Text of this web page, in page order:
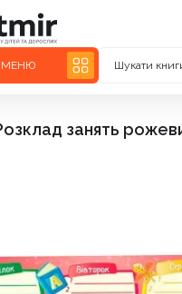
МЕНЮ Шукати
занять